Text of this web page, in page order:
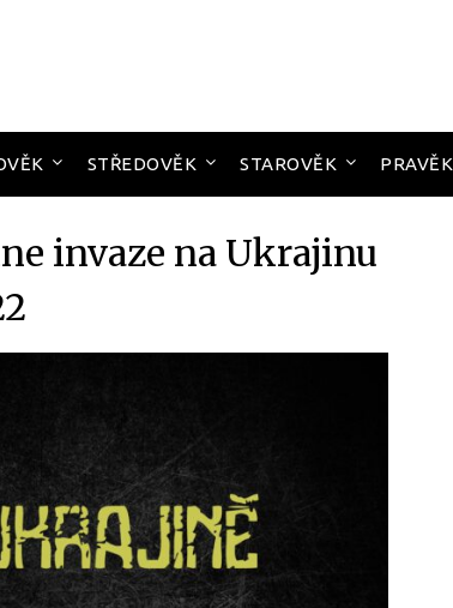
STŘEDOVĚK STAROVĚK PRAVĚK
invaze na Ukrajinu